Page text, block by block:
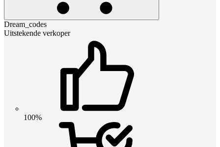
Dream_codes
Uitstekende verkoper
100%